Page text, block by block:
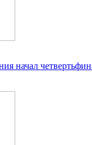
начал